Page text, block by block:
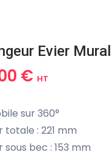
Evier
€ HT
sur 360°
totale : 221 mm
sous bec : 153 mm